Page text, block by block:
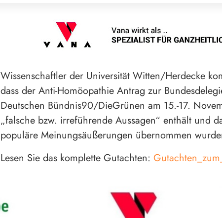
Wissenschaftler der Universität Witten/Herdecke
dass der Anti-Homöopathie Antrag zur
Deutschen Bündnis90/DieGrünen am 15.-17.
„falsche bzw. irreführende Aussagen“ enthält und
populäre Meinungsäußerungen übernommen
Lesen Sie das komplette Gutachten: